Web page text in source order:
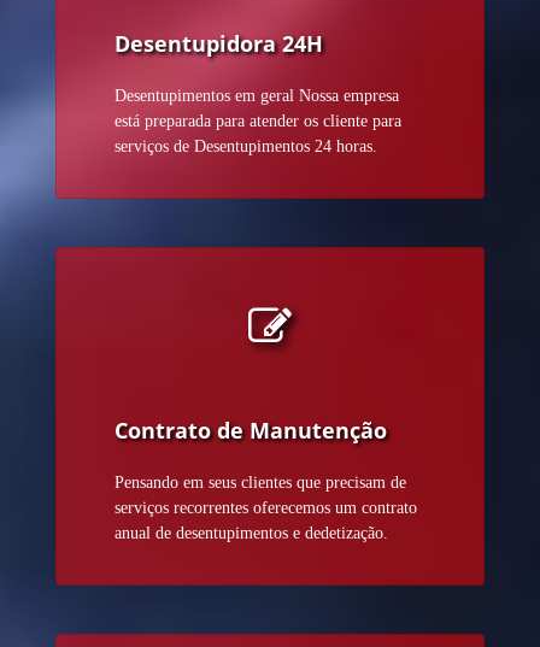
Desentupidora 24H
Desentupimentos em geral Nossa empresa
está preparada para atender os cliente para
serviços de Desentupimentos 24 horas.
Contrato de Manutenção
Pensando em seus clientes que precisam de
serviços recorrentes oferecemos um contrato
anual de desentupimentos e dedetização.